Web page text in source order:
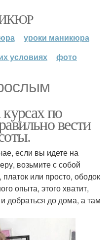
уроки маникюра
условиях
фото
по
вести
если вы идете на
возьмите с собой
или просто, ободок
опыта, этого хватит,
добраться до дома, а там